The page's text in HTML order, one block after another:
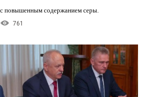
повышенным содержанием серы.
761